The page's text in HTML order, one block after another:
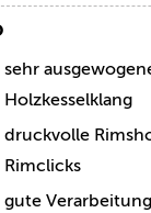
sehr
Holzkesselklang
druckvolle
Rimclicks
gute Verarbeitung